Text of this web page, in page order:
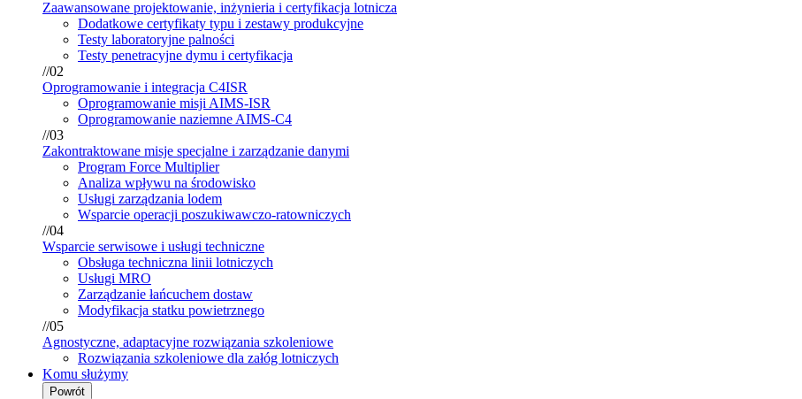
Zaawansowane projektowanie, inżynieria i certyfikacja lotnicza
Dodatkowe certyfikaty typu i zestawy produkcyjne
Testy laboratoryjne palności
Testy penetracyjne dymu i certyfikacja
//02
Oprogramowanie i integracja C4ISR
Oprogramowanie misji AIMS-ISR
Oprogramowanie naziemne AIMS-C4
//03
Zakontraktowane misje specjalne i zarządzanie danymi
Program Force Multiplier
Analiza wpływu na środowisko
Usługi zarządzania lodem
Wsparcie operacji poszukiwawczo-ratowniczych
//04
Wsparcie serwisowe i usługi techniczne
Obsługa techniczna linii lotniczych
Usługi MRO
Zarządzanie łańcuchem dostaw
Modyfikacja statku powietrznego
//05
Agnostyczne, adaptacyjne rozwiązania szkoleniowe
Rozwiązania szkoleniowe dla załóg lotniczych
Komu służymy
Powrót